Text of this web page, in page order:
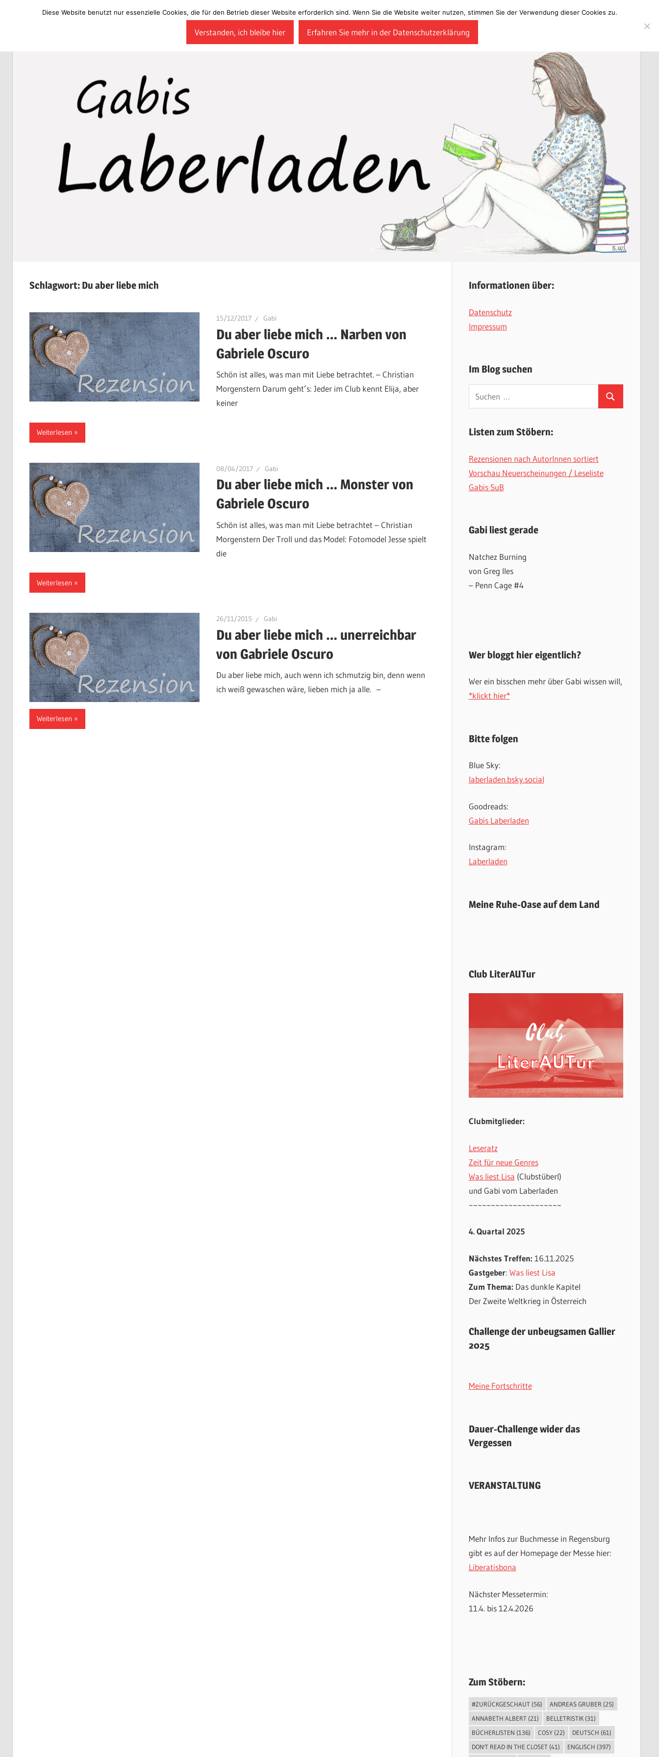
Schlagwort: Du aber liebe mich
15/12/2017 Gabi
Du aber liebe mich … Narben von
Gabriele Oscuro
Schön ist alles, was man mit Liebe betrachtet. – Christian
Morgenstern Darum geht’s: Jeder im Club kennt Elija, aber
keiner
Weiterlesen
08/04/2017 Gabi
Du aber liebe mich … Monster von
Gabriele Oscuro
Schön ist alles, was man mit Liebe betrachtet – Christian
Morgenstern Der Troll und das Model: Fotomodel Jesse spielt
die
Weiterlesen
26/11/2015 Gabi
Du aber liebe mich … unerreichbar
von Gabriele Oscuro
Du aber liebe mich, auch wenn ich schmutzig bin, denn wenn
ich weiß gewaschen wäre, lieben mich ja alle. –
Weiterlesen
Informationen über:
Datenschutz
Impressum
Im Blog suchen
Suchen
nach:
Suchen
Listen zum Stöbern:
Rezensionen nach AutorInnen sortiert
Vorschau Neuerscheinungen / Leseliste
Gabis SuB
Gabi liest gerade
Natchez Burning
von Greg Iles
– Penn Cage #4
Wer bloggt hier eigentlich?
Wer ein bisschen mehr über Gabi wissen will,
*klickt hier*
Bitte folgen
Blue Sky:
laberladen.bsky.social
Goodreads:
Gabis Laberladen
Instagram:
Laberladen
Meine Ruhe-Oase auf dem Land
Club LiterAUTur
Clubmitglieder:
Leseratz
Zeit für neue Genres
Was liest Lisa (Clubstüberl)
und Gabi vom Laberladen
~~~~~~~~~~~~~~~~~~~~~
4. Quartal 2025
Nächstes Treffen: 16.11.2025
Gastgeber: Was liest Lisa
Zum Thema: Das dunkle Kapitel
Der Zweite Weltkrieg in Österreich
Challenge der unbeugsamen Gallier
2025
Meine Fortschritte
Dauer-Challenge wider das
Vergessen
VERANSTALTUNG
Mehr Infos zur Buchmesse in Regensburg
gibt es auf der Homepage der Messe hier:
Liberatisbona
Nächster Messetermin:
11.4. bis 12.4.2026
Zum Stöbern:
#ZURÜCKGESCHAUT (56) ANDREAS GRUBER (25)
ANNABETH ALBERT (21) BELLETRISTIK (31)
BÜCHERLISTEN (136) COSY (22) DEUTSCH (61)
DON'T READ IN THE CLOSET (41) ENGLISCH (397)
Diese Website benutzt nur essenzielle Cookies, die für den Betrieb dieser Website erforderlich sind. Wenn Sie die Website weiter nutzen, stimmen Sie der Verwendung dieser Cookies zu.
Verstanden, ich bleibe hier Erfahren Sie mehr in der Datenschutzerklärung